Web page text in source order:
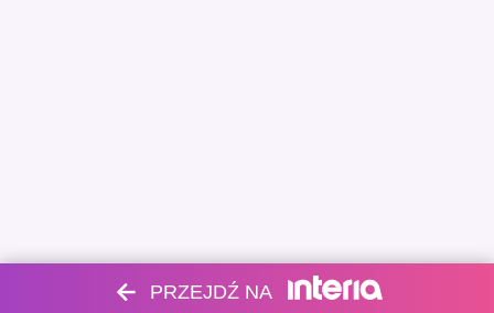
PRZEJDŹ NA